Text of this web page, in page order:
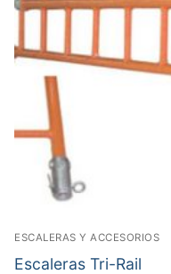
ESCALERAS Y ACCESORIOS
Escaleras Tri-Rail